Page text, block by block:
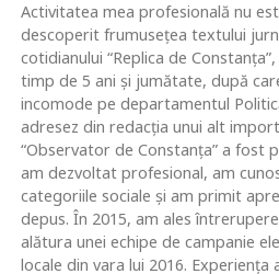
Activitatea mea profesională nu
descoperit frumusețea textului
cotidianului “Replica de
timp de 5 ani și jumătate, după
incomode pe departamentul
adresez din redacția unui alt
“Observator de Constanța” a fost
am dezvoltat profesional, am
categoriile sociale și am primit
depus. În 2015, am ales
alătura unei echipe de campanie
locale din vara lui 2016.